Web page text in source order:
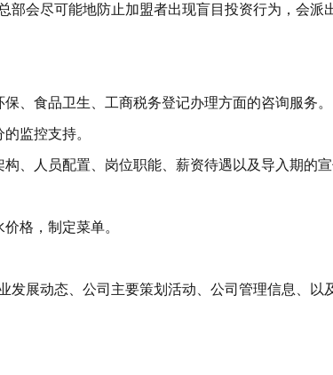
部会尽可能地防止加盟者出现盲目投资行为，会派
、食品卫生、工商税务登记办理方面的咨询服务。
监控支持。
、人员配置、岗位职能、薪资待遇以及导入期的
格，制定菜单。
发展动态、公司主要策划活动、公司管理信息、以